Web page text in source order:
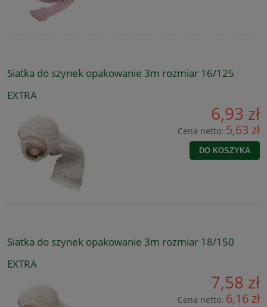
Siatka do szynek opakowanie 3m rozmiar 16/125
EXTRA
6,93 zł
Cena netto: 5,63 zł
DO KOSZYKA
Siatka do szynek opakowanie 3m rozmiar 18/150
EXTRA
7,58 zł
Cena netto: 6,16 zł